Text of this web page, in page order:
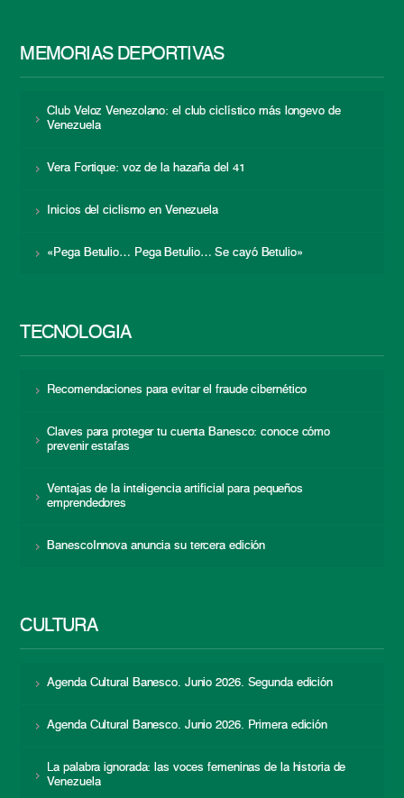
MEMORIAS DEPORTIVAS
Club Veloz Venezolano: el club ciclístico más longevo de
Venezuela
Vera Fortique: voz de la hazaña del 41
Inicios del ciclismo en Venezuela
«Pega Betulio… Pega Betulio… Se cayó Betulio»
TECNOLOGÍA
Recomendaciones para evitar el fraude cibernético
Claves para proteger tu cuenta Banesco: conoce cómo
prevenir estafas
Ventajas de la inteligencia artificial para pequeños
emprendedores
BanescoInnova anuncia su tercera edición
CULTURA
Agenda Cultural Banesco. Junio 2026. Segunda edición
Agenda Cultural Banesco. Junio 2026. Primera edición
La palabra ignorada: las voces femeninas de la historia de
Venezuela